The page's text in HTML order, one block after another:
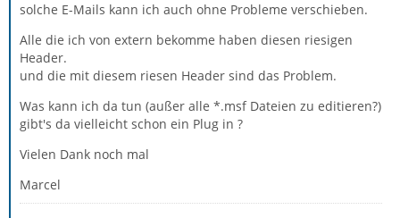
solche E-Mails kann ich auch ohne Probleme verschieben.
Alle die ich von extern bekomme haben diesen riesigen
Header.
und die mit diesem riesen Header sind das Problem.
Was kann ich da tun (außer alle *.msf Dateien zu editieren?)
gibt's da vielleicht schon ein Plug in ?
Vielen Dank noch mal
Marcel